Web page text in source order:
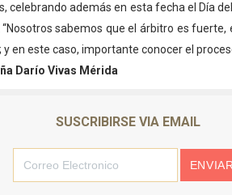
el autogobierno en Mérida
espacios del OAN para la
celebrando además en esta fecha el Día
sabemos que el árbitro es fuerte,
en este caso, importante conocer el
Darío Vivas Mérida
SUSCRIBIRSE VIA EMAIL